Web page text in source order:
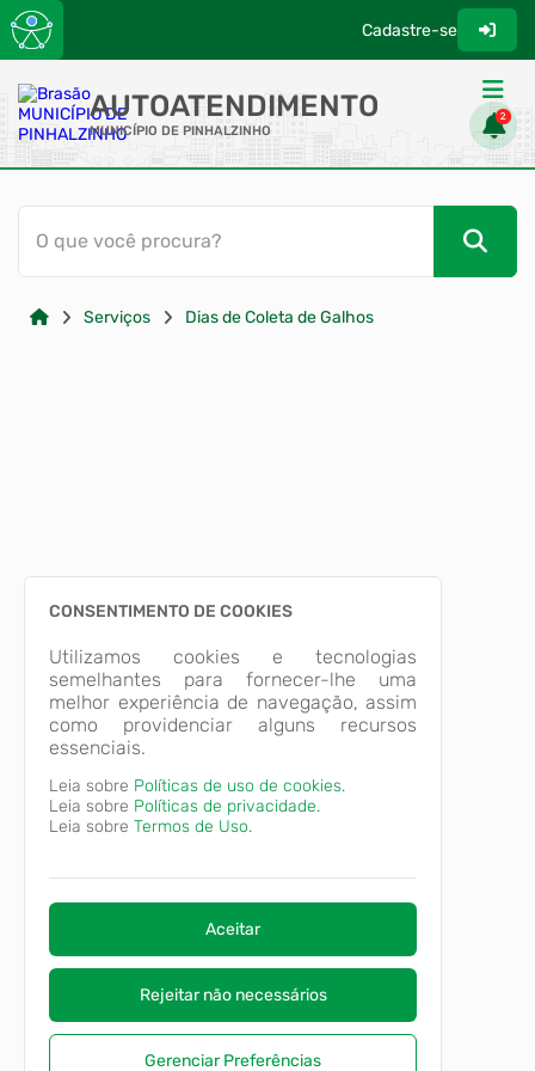
Cadastre-se
AUTOATENDIMENTO
MUNICÍPIO DE PINHALZINHO
2
ACESSO RÁPIDO
Acessibilidade
Transparência
O que você procura?
Serviços Dias de Coleta de Galhos
CONSENTIMENTO DE COOKIES
Utilizamos cookies e tecnologias
semelhantes para fornecer-lhe uma
melhor experiência de navegação, assim
como providenciar alguns recursos
essenciais.
Leia sobre Políticas de uso de cookies.
Leia sobre Políticas de privacidade.
Leia sobre Termos de Uso.
Aceitar
Rejeitar não necessários
Gerenciar Preferências